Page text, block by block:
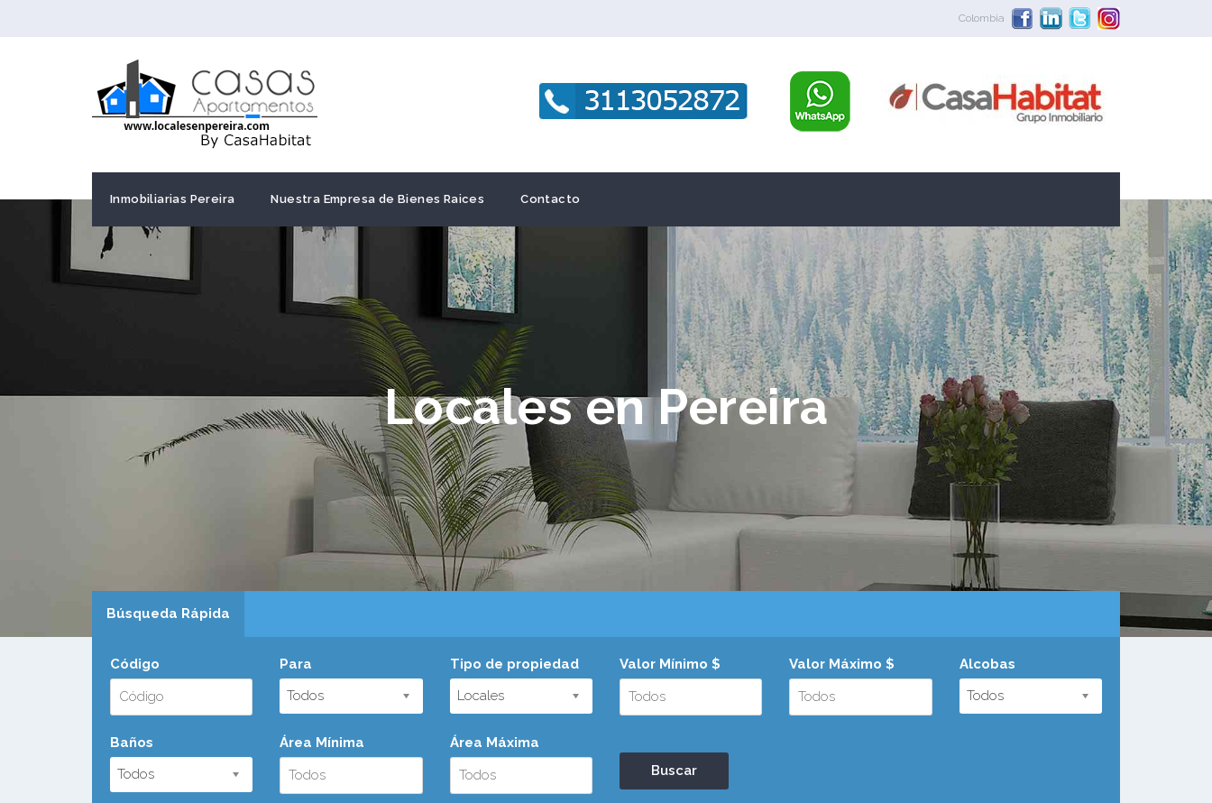
Colombia
Inmobiliarias Pereira Nuestra Empresa de Bienes Raices Contacto
Locales en Pereira
Búsqueda Rápida
Código
Para
Todos
Tipo de propiedad
Locales
Valor Mínimo $ Valor Máximo $
Alcobas
Todos
Baños
Todos
Área Mínima Área Máxima